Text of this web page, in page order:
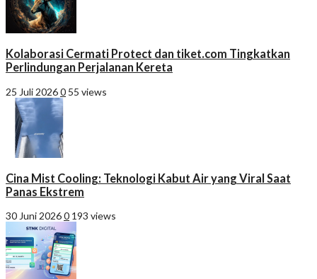
Kolaborasi Cermati Protect dan tiket.com Tingkatkan
Perlindungan Perjalanan Kereta
25 Juli 20260 55 views
Cina Mist Cooling: Teknologi Kabut Air yang Viral Saat
Panas Ekstrem
30 Juni 20260 193 views